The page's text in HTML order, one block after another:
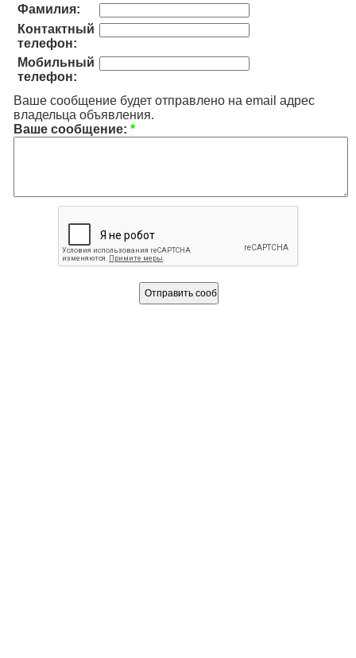
Фамилия:
Контактный
телефон:
Мобильный
телефон:
Ваше сообщение будет отправлено на email адрес
владельца объявления.
Ваше сообщение: *